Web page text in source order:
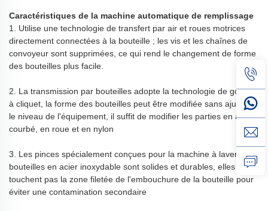
Caractéristiques de la machine automatique de remplissage
1. Utilise une technologie de transfert par air et roues motrices
directement connectées à la bouteille ; les vis et les chaînes de
convoyeur sont supprimées, ce qui rend le changement de forme
des bouteilles plus facile.
2. La transmission par bouteilles adopte la technologie de goulot
à cliquet, la forme des bouteilles peut être modifiée sans ajuster
le niveau de l'équipement, il suffit de modifier les parties en acier
courbé, en roue et en nylon
3. Les pinces spécialement conçues pour la machine à laver les
bouteilles en acier inoxydable sont solides et durables, elles ne
touchent pas la zone filetée de l'embouchure de la bouteille pour
éviter une contamination secondaire